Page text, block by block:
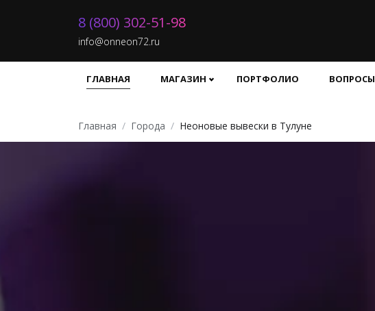
8 (800) 302-51-98
info@onneon72.ru
ГЛАВНАЯ МАГАЗИН ПОРТФОЛИО ВОПРОСЫ
Главная Города Неоновые вывески в Тулуне